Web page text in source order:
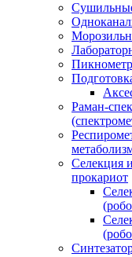
Раман-
Селекция
прокариот